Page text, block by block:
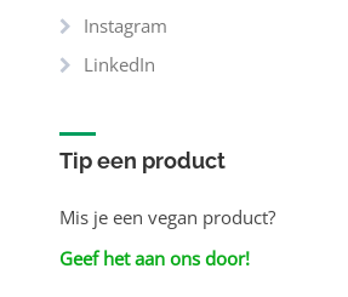
Instagram
LinkedIn
Tip een product
Mis je een vegan product?
Geef het aan ons door!